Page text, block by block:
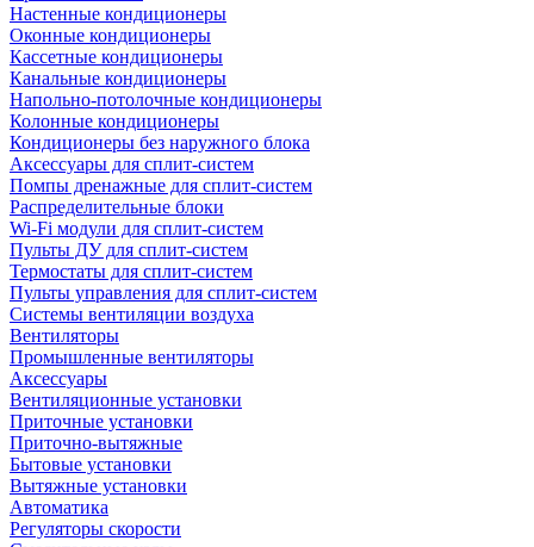
Настенные кондиционеры
Оконные кондиционеры
Кассетные кондиционеры
Канальные кондиционеры
Напольно-потолочные кондиционеры
Колонные кондиционеры
Кондиционеры без наружного блока
Аксессуары для сплит-систем
Помпы дренажные для сплит-систем
Распределительные блоки
Wi-Fi модули для сплит-систем
Пульты ДУ для сплит-систем
Термостаты для сплит-систем
Пульты управления для сплит-систем
Системы вентиляции воздуха
Вентиляторы
Промышленные вентиляторы
Аксессуары
Вентиляционные установки
Приточные установки
Приточно-вытяжные
Бытовые установки
Вытяжные установки
Автоматика
Регуляторы скорости